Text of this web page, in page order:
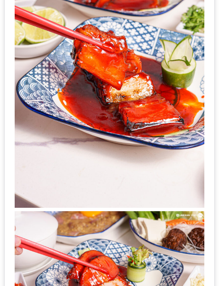
ลุ้น
รับ
GIFT
VOUCHER
รับ
ประทาน
อาหาร
มูลค่า
1,000
บาท
ฟรี
แม่
พิเศษ
โปร
โม
ชั่น